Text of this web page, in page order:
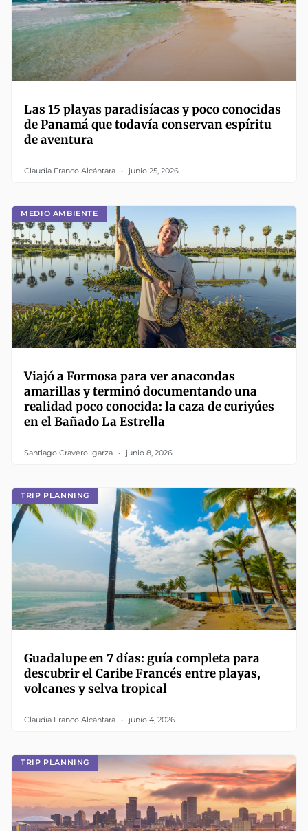
Las 15 playas paradisíacas y poco conocidas
de Panamá que todavía conservan espíritu
de aventura
Claudia Franco Alcántara junio 25, 2026
MEDIO AMBIENTE
Viajó a Formosa para ver anacondas
amarillas y terminó documentando una
realidad poco conocida: la caza de curiyúes
en el Bañado La Estrella
Santiago Cravero Igarza junio 8, 2026
TRIP PLANNING
Guadalupe en 7 días: guía completa para
descubrir el Caribe Francés entre playas,
volcanes y selva tropical
Claudia Franco Alcántara junio 4, 2026
TRIP PLANNING